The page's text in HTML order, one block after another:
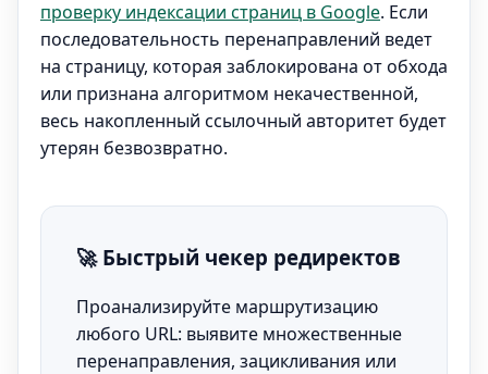
проверку индексации страниц в Google. Если
последовательность перенаправлений ведет
на страницу, которая заблокирована от обхода
или признана алгоритмом некачественной,
весь накопленный ссылочный авторитет будет
утерян безвозвратно.
🚀 Быстрый чекер редиректов
Проанализируйте маршрутизацию
любого URL: выявите множественные
перенаправления, зацикливания или